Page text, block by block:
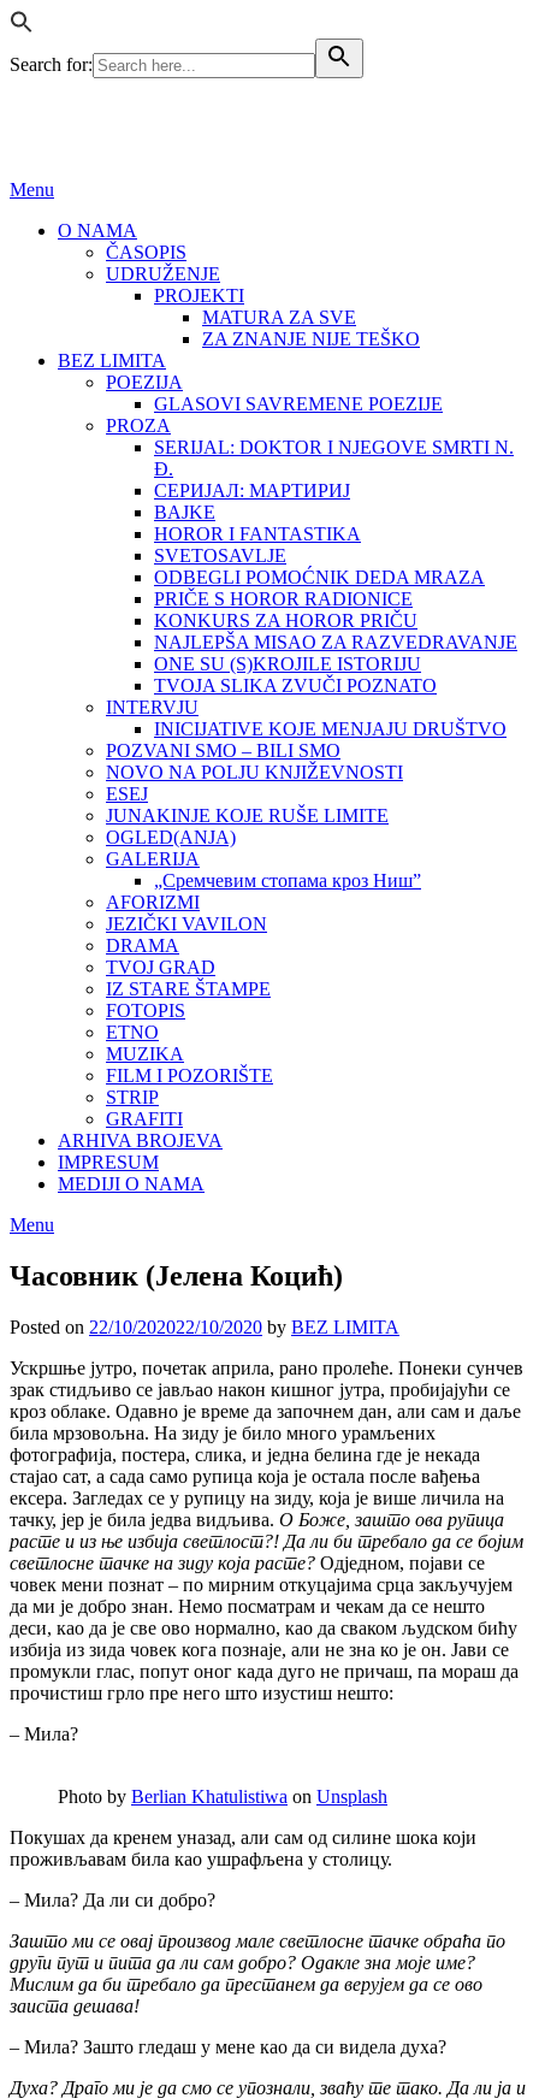
Search for:
Menu
O NAMA
ČASOPIS
UDRUŽENJE
PROJEKTI
MATURA ZA SVE
ZA ZNANJE NIJE TEŠKO
BEZ LIMITA
POEZIJA
GLASOVI SAVREMENE POEZIJE
PROZA
SERIJAL: DOKTOR I NJEGOVE SMRTI N.
Đ.
СЕРИЈАЛ: МАРТИРИЈ
BAJKE
HOROR I FANTASTIKA
SVETOSAVLJE
ODBEGLI POMOĆNIK DEDA MRAZA
PRIČE S HOROR RADIONICE
KONKURS ZA HOROR PRIČU
NAJLEPŠA MISAO ZA RAZVEDRAVANJE
ONE SU (S)KROJILE ISTORIJU
TVOJA SLIKA ZVUČI POZNATO
INTERVJU
INICIJATIVE KOJE MENJAJU DRUŠTVO
POZVANI SMO – BILI SMO
NOVO NA POLJU KNJIŽEVNOSTI
ESEJ
JUNAKINJE KOJE RUŠE LIMITE
OGLED(ANJA)
GALERIJA
„Сремчевим стопама кроз Ниш”
AFORIZMI
JEZIČKI VAVILON
DRAMA
TVOJ GRAD
IZ STARE ŠTAMPE
FOTOPIS
ETNO
MUZIKA
FILM I POZORIŠTE
STRIP
GRAFITI
ARHIVA BROJEVA
IMPRESUM
MEDIJI O NAMA
Menu
Часовник (Јелена Коцић)
Posted on 22/10/202022/10/2020 by BEZ LIMITA
Ускршње јутро, почетак априла, рано пролеће. Понеки сунчев
зрак стидљиво се јављао након кишног јутра, пробијајући се
кроз облаке. Одавно је време да започнем дан, али сам и даље
била мрзовољна. На зиду је било много урамљених
фотографија, постера, слика, и једна белина где је некада
стајао сат, а сада само рупица која је остала после вађења
ексера. Загледах се у рупицу на зиду, која је више личила на
тачку, јер је била једва видљива. О Боже, зашто ова рупица
расте и из ње избија светлост?! Да ли би требало да се бојим
светлосне тачке на зиду која расте? Одједном, појави се
човек мени познат – по мирним откуцајима срца закључујем
да ми је добро знан. Немо посматрам и чекам да се нешто
деси, као да је све ово нормално, као да сваком људском бићу
избија из зида човек кога познаје, али не зна ко је он. Јави се
промукли глас, попут оног када дуго не причаш, па мораш да
прочистиш грло пре него што изустиш нешто:
– Мила?
Photo by Berlian Khatulistiwa on Unsplash
Покушах да кренем уназад, али сам од силине шока који
проживљавам била као ушрафљена у столицу.
– Мила? Да ли си добро?
Зашто ми се овај производ мале светлосне тачке обраћа по
други пут и пита да ли сам добро? Одакле зна моје име?
Мислим да би требало да престанем да верујем да се ово
заиста дешава!
– Мила? Зашто гледаш у мене као да си видела духа?
Духа? Драго ми је да смо се упознали, зваћу те тако. Да ли ја и